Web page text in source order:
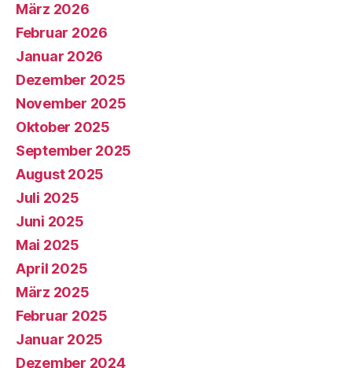
März 2026
Februar 2026
Januar 2026
Dezember 2025
November 2025
Oktober 2025
September 2025
August 2025
Juli 2025
Juni 2025
Mai 2025
April 2025
März 2025
Februar 2025
Januar 2025
Dezember 2024